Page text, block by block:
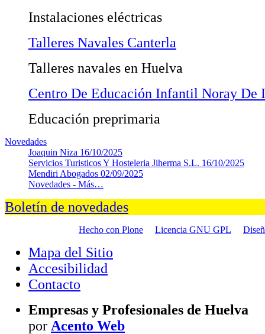
Instalaciones eléctricas
Talleres Navales Canterla
Talleres navales en Huelva
Centro De Educación Infantil Noray De
Educación preprimaria
Novedades
Joaquin Niza 16/10/2025
Servicios Turisticos Y Hosteleria Jiherma S.L. 16/10/2025
Mendiri Abogados 02/09/2025
Novedades - Más…
Boletín de novedades
Hecho con Plone Licencia GNU GPL
Mapa del Sitio
Accesibilidad
Contacto
Empresas y Profesionales de Huelva
por Acento Web